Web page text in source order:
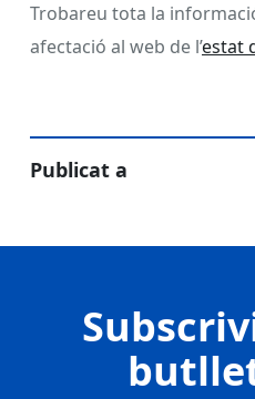
Trobareu tota la
afectació al web de l’estat
Publicat a